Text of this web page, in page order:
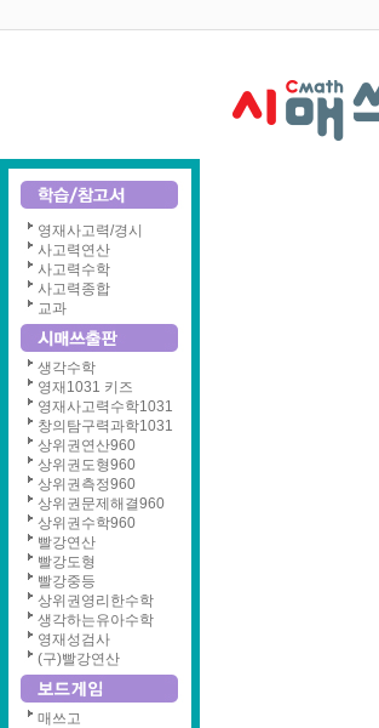
영재사고력/경시
사고력연산
사고력수학
사고력종합
교과
생각수학
영재1031 키즈
영재사고력수학1031
창의탐구력과학1031
상위권연산960
상위권도형960
상위권측정960
상위권문제해결960
상위권수학960
빨강연산
빨강도형
빨강중등
상위권영리한수학
생각하는유아수학
영재성검사
(구)빨강연산
매쓰고